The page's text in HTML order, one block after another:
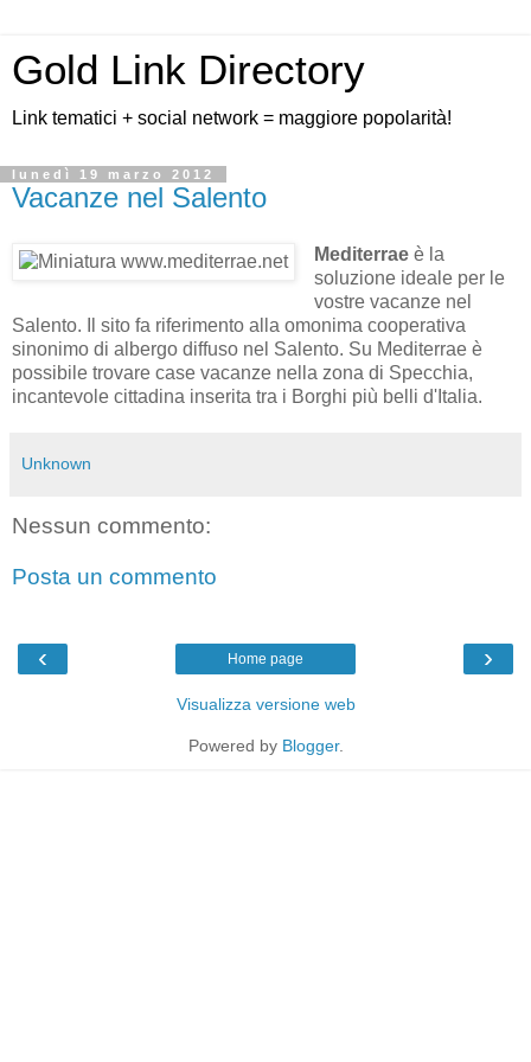
Gold Link Directory
Link tematici + social network = maggiore popolarità!
lunedì 19 marzo 2012
Vacanze nel Salento
Mediterraeè la
soluzione ideale per le
vostre vacanze nel
Salento. Il sito fa riferimento alla omonima cooperativa
sinonimo di albergo diffuso nel Salento. Su Mediterrae è
possibile trovare case vacanze nella zona di Specchia,
incantevole cittadina inserita tra i Borghi più belli d'Italia.
Unknown
Nessun commento:
Posta un commento
‹ ›
Home page
Visualizza versione web
Powered by Blogger.